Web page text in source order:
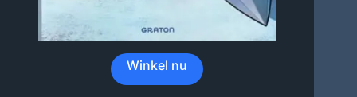
Winkel nu